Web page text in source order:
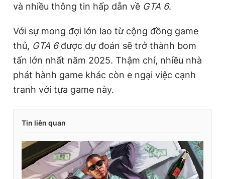
và nhiều thông tin hấp dẫn về GTA 6.
Với sự mong đợi lớn lao từ cộng đồng game
thủ, GTA 6được dự đoán sẽ trở thành bom
tấn lớn nhất năm 2025. Thậm chí, nhiều nhà
phát hành game khác còn e ngại việc cạnh
tranh với tựa game này.
Tin liên quan